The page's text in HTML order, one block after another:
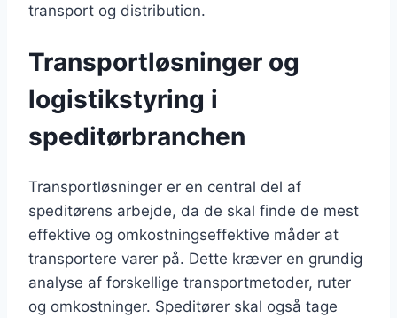
transport og distribution.
Transportløsninger og
logistikstyring i
speditørbranchen
Transportløsninger er en central del af
speditørens arbejde, da de skal finde de mest
effektive og omkostningseffektive måder at
transportere varer på. Dette kræver en grundig
analyse af forskellige transportmetoder, ruter
og omkostninger. Speditører skal også tage